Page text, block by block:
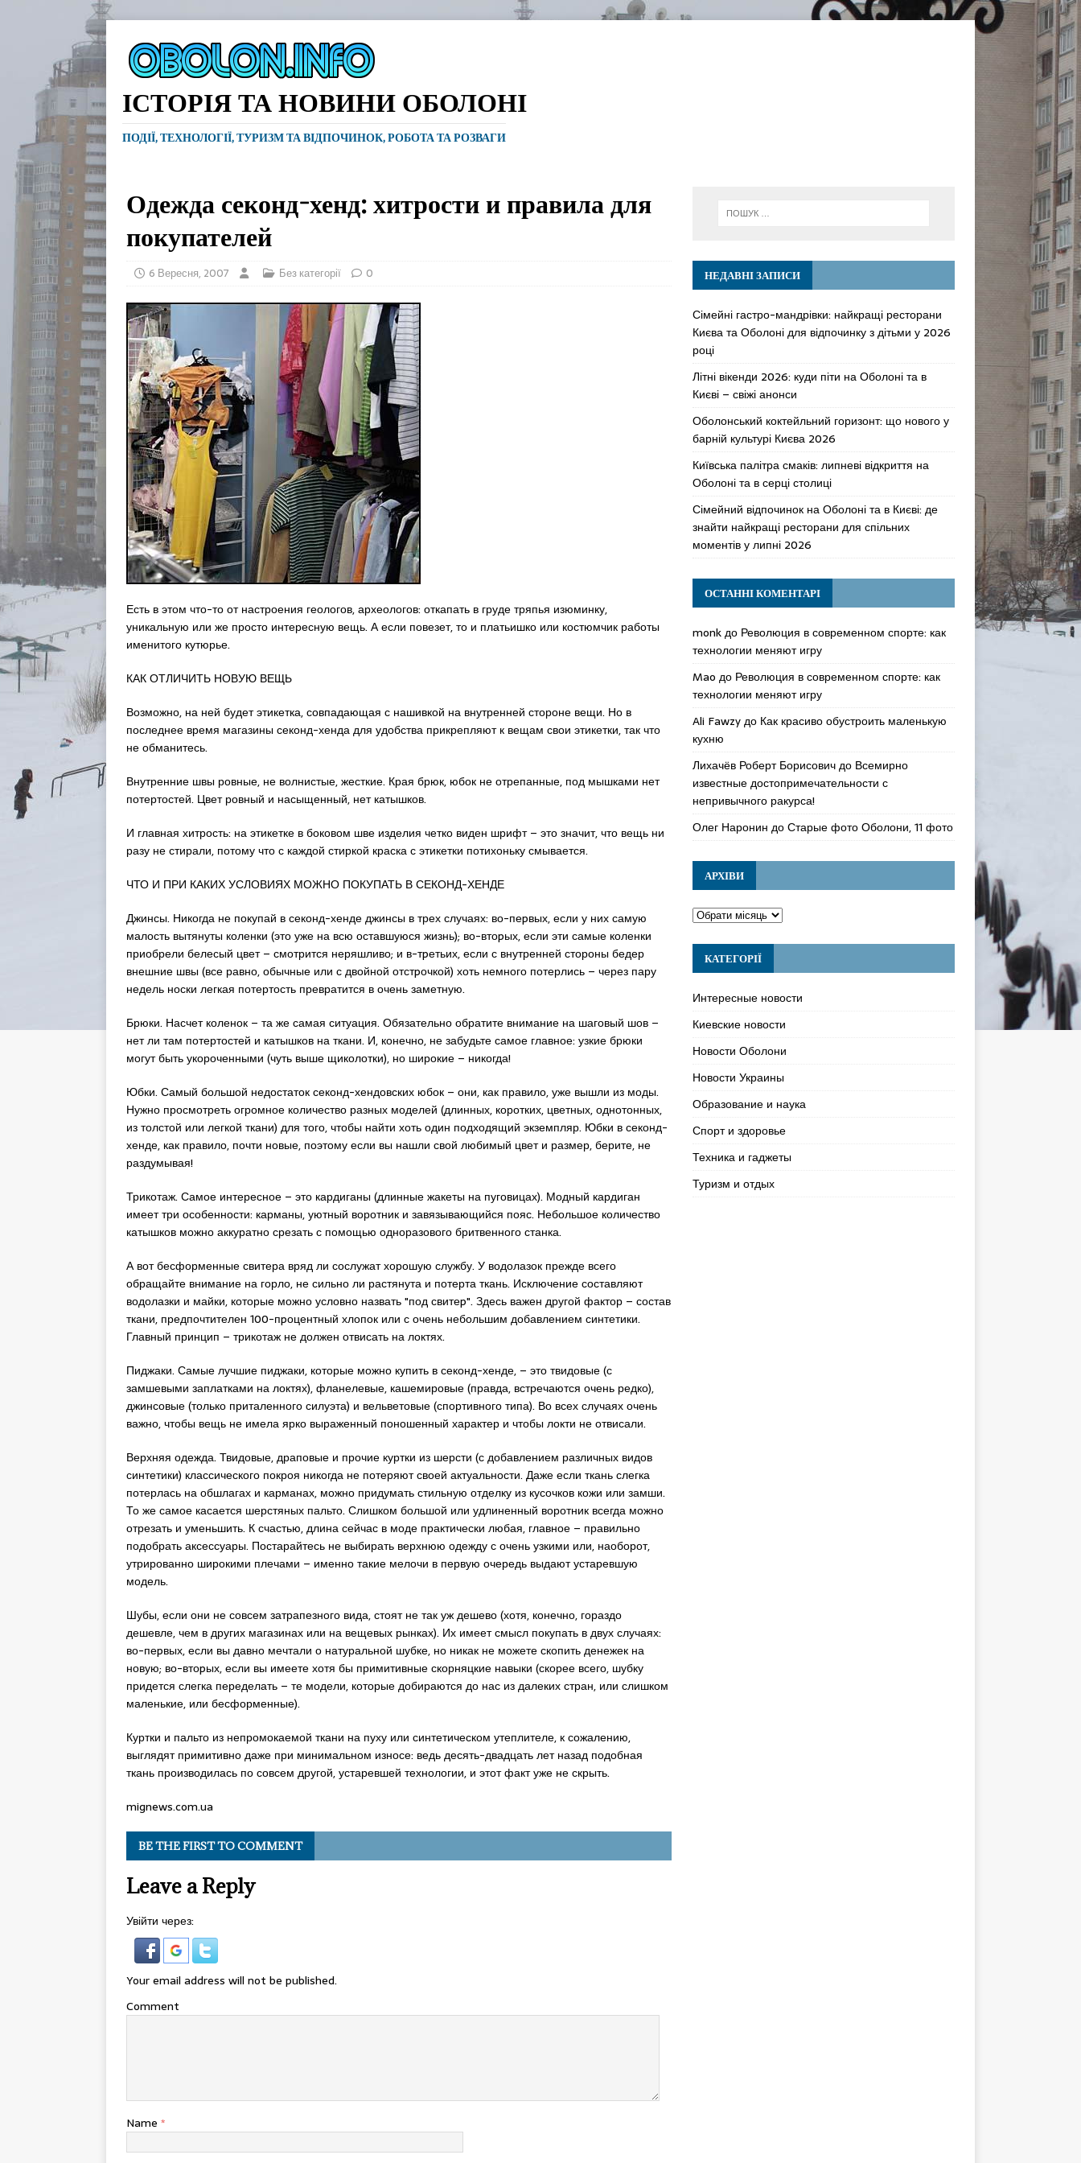
ІСТОРІЯ ТА НОВИНИ ОБОЛОНІ
ПОДІЇ, ТЕХНОЛОГІЇ, ТУРИЗМ ТА ВІДПОЧИНОК, РОБОТА ТА РОЗВАГИ
Одежда секонд-хенд: хитрости и правила для
покупателей
6 Вересня, 2007 Без категорії 0
Есть в этом что-то от настроения геологов, археологов: откапать в груде тряпья изюминку,
уникальную или же просто интересную вещь. А если повезет, то и платьишко или костюмчик работы
именитого кутюрье.
КАК ОТЛИЧИТЬ НОВУЮ ВЕЩЬ
Возможно, на ней будет этикетка, совпадающая с нашивкой на внутренней стороне вещи. Но в
последнее время магазины секонд-хенда для удобства прикрепляют к вещам свои этикетки, так что
не обманитесь.
Внутренние швы ровные, не волнистые, жесткие. Края брюк, юбок не отрепанные, под мышками нет
потертостей. Цвет ровный и насыщенный, нет катышков.
И главная хитрость: на этикетке в боковом шве изделия четко виден шрифт – это значит, что вещь ни
разу не стирали, потому что с каждой стиркой краска с этикетки потихоньку смывается.
ЧТО И ПРИ КАКИХ УСЛОВИЯХ МОЖНО ПОКУПАТЬ В СЕКОНД-ХЕНДЕ
Джинсы. Никогда не покупай в секонд-хенде джинсы в трех случаях: во-пеpвых, если у них самую
малость вытянуты коленки (это уже на всю оставшуюся жизнь); во-втоpых, если эти самые коленки
приобрели белесый цвет – смотрится неряшливо; и в-тpетьих, если с внутренней стороны бедер
внешние швы (все равно, обычные или с двойной отстpочкой) хоть немного потерлись – через пару
недель носки легкая потертость превратится в очень заметную.
Брюки. Насчет коленок – та же самая ситуация. Обязательно обратите внимание на шаговый шов –
нет ли там потертостей и катышков на ткани. И, конечно, не забудьте самое главное: узкие брюки
могут быть укороченными (чуть выше щиколотки), но широкие – никогда!
Юбки. Самый большой недостаток секонд-хендовских юбок – они, как правило, уже вышли из моды.
Нужно просмотреть огромное количество разных моделей (длинных, коротких, цветных, однотонных,
из толстой или легкой ткани) для того, чтобы найти хоть один подходящий экземпляр. Юбки в секонд-
хенде, как правило, почти новые, поэтому если вы нашли свой любимый цвет и размер, берите, не
раздумывая!
Трикотаж. Самое интересное – это кардиганы (длинные жакеты на пуговицах). Модный кардиган
имеет три особенности: карманы, уютный воротник и завязывающийся пояс. Небольшое количество
катышков можно аккуратно срезать с помощью одноразового бритвенного станка.
А вот бесформенные свитера вряд ли сослужат хорошую службу. У водолазок прежде всего
обращайте внимание на горло, не сильно ли растянута и потерта ткань. Исключение составляют
водолазки и майки, которые можно условно назвать "под свитеp". Здесь важен другой фактор – состав
ткани, предпочтителен 100-пpоцентный хлопок или с очень небольшим добавлением синтетики.
Главный принцип – трикотаж не должен отвисать на локтях.
Пиджаки. Самые лучшие пиджаки, которые можно купить в секонд-хенде, – это твидовые (с
замшевыми заплатками на локтях), фланелевые, кашемировые (правда, встречаются очень редко),
джинсовые (только приталенного силуэта) и вельветовые (спортивного типа). Во всех случаях очень
важно, чтобы вещь не имела ярко выраженный поношенный характер и чтобы локти не отвисали.
Верхняя одежда. Твидовые, драповые и прочие куртки из шерсти (с добавлением различных видов
синтетики) классического покроя никогда не потеряют своей актуальности. Даже если ткань слегка
потерлась на обшлагах и карманах, можно придумать стильную отделку из кусочков кожи или замши.
То же самое касается шерстяных пальто. Слишком большой или удлиненный воротник всегда можно
отрезать и уменьшить. К счастью, длина сейчас в моде практически любая, главное – правильно
подобрать аксессуары. Постарайтесь не выбирать верхнюю одежду с очень узкими или, наоборот,
утрированно широкими плечами – именно такие мелочи в первую очередь выдают устаревшую
модель.
Шубы, если они не совсем затрапезного вида, стоят не так уж дешево (хотя, конечно, гораздо
дешевле, чем в других магазинах или на вещевых рынках). Их имеет смысл покупать в двух случаях:
во-пеpвых, если вы давно мечтали о натуральной шубке, но никак не можете скопить денежек на
новую; во-втоpых, если вы имеете хотя бы примитивные скорняцкие навыки (скорее всего, шубку
придется слегка переделать – те модели, которые добираются до нас из далеких стран, или слишком
маленькие, или бесформенные).
Куртки и пальто из непромокаемой ткани на пуху или синтетическом утеплителе, к сожалению,
выглядят примитивно даже при минимальном износе: ведь десять-двадцать лет назад подобная
ткань производилась по совсем другой, устаревшей технологии, и этот факт уже не скрыть.
mignews.com.ua
BE THE FIRST TO COMMENT
Leave a Reply
Увійти через:
Your email address will not be published.
Comment
Name *
НЕДАВНІ ЗАПИСИ
Сімейні гастро-мандрівки: найкращі ресторани
Києва та Оболоні для відпочинку з дітьми у 2026
році
Літні вікенди 2026: куди піти на Оболоні та в
Києві – свіжі анонси
Оболонський коктейльний горизонт: що нового у
барній культурі Києва 2026
Київська палітра смаків: липневі відкриття на
Оболоні та в серці столиці
Сімейний відпочинок на Оболоні та в Києві: де
знайти найкращі ресторани для спільних
моментів у липні 2026
ОСТАННІ КОМЕНТАРІ
monkдо Революция в современном спорте: как
технологии меняют игру
Mao до Революция в современном спорте: как
технологии меняют игру
Ali Fawzyдо Как красиво обустроить маленькую
кухню
Лихачёв Роберт Борисовичдо Всемирно
известные достопримечательности с
непривычного ракурса!
Олег Наронин доСтарые фото Оболони, 11 фото
АРХІВИ
КАТЕГОРІЇ
Интересные новости
Киевские новости
Новости Оболони
Новости Украины
Образование и наука
Спорт и здоровье
Техника и гаджеты
Туризм и отдых